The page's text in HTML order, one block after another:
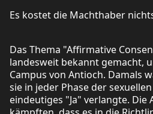
Es kostet die Machthaber
Das Thema "Affirmative
landesweit bekannt gemacht,
Campus von Antioch. Damals
sie in jeder Phase der
eindeutiges "Ja" verlangte. Die